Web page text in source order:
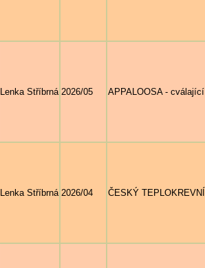
Lenka Stříbrná 2026/05 APPALOOSA -
Lenka Stříbrná 2026/04 ČESKÝ